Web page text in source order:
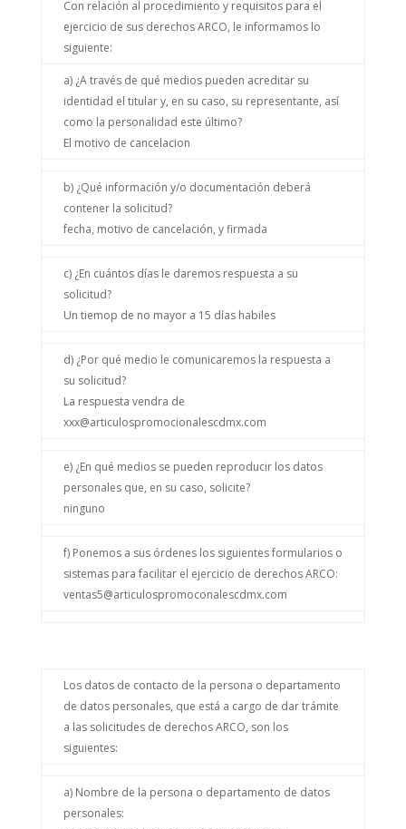
Con relación al procedimiento y requisitos para el
ejercicio de sus derechos ARCO, le informamos lo
siguiente:
a) ¿A través de qué medios pueden acreditar su
identidad el titular y, en su caso, su representante, así
como la personalidad este último?
El motivo de cancelacion
b) ¿Qué información y/o documentación deberá
contener la solicitud?
fecha, motivo de cancelación, y firmada
c) ¿En cuántos días le daremos respuesta a su
solicitud?
Un tiemop de no mayor a 15 días habiles
d) ¿Por qué medio le comunicaremos la respuesta a
su solicitud?
La respuesta vendra de
xxx@articulospromocionalescdmx.com
e) ¿En qué medios se pueden reproducir los datos
personales que, en su caso, solicite?
ninguno
f) Ponemos a sus órdenes los siguientes formularios o
sistemas para facilitar el ejercicio de derechos ARCO:
ventas5@articulospromoconalescdmx.com
Los datos de contacto de la persona o departamento
de datos personales, que está a cargo de dar trámite
a las solicitudes de derechos ARCO, son los
siguientes:
a) Nombre de la persona o departamento de datos
personales: